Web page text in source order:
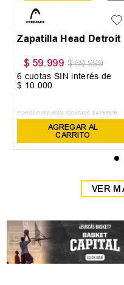
Zapatilla Head Detroit
$ 59.999 $ 69.999
6 cuotas SIN interés de
$ 10 000
Precio sin impuestos nacionales: $ 49.585,95
AGREGAR AL
CARRITO
VER